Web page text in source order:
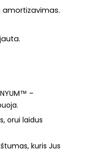
amortizavimas.
–
orui laidus
kuris Jus